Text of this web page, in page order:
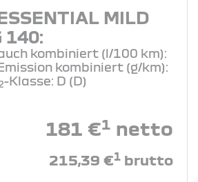
MILD
140:
kombiniert (l/100 km):
kombiniert (g/km):
-Klasse: D (D)
181 €1 netto
215,39 €1 brutto